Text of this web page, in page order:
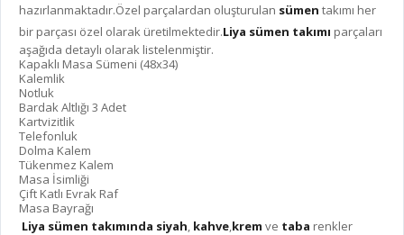
hazırlanmaktadır.Özel parçalardan oluşturulan sümen takımı her
bir parçası özel olarak üretilmektedir.Liya sümen takımı parçaları
aşağıda detaylı olarak listelenmiştir.
Kapaklı Masa Sümeni (48x34)
Kalemlik
Notluk
Bardak Altlığı 3 Adet
Kartvizitlik
Telefonluk
Dolma Kalem
Tükenmez Kalem
Masa İsimliği
Çift Katlı Evrak Raf
Masa Bayrağı
Liya sümen takımında siyah kahve krem ve taba renkler